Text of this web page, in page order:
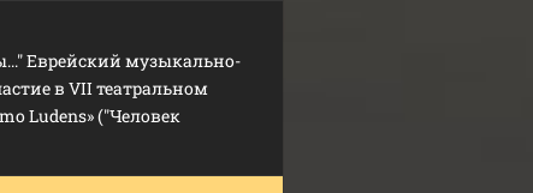
Еврейский музыкально-
в VII театральном
Ludens» ("Человек